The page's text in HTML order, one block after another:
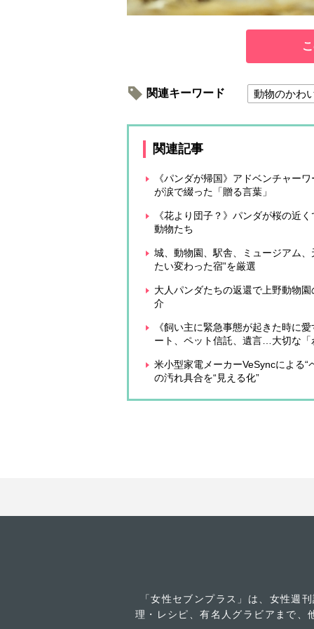
関連キーワード 動物のかわ
関連記事
《パンダが帰国》アドベンチャー
が涙で綴った「贈る言葉」
《花より団子？》パンダが桜の近
動物たち
城、動物園、駅舎、ミュージアム
たい変わった宿”を厳選
大人パンダたちの返還で上野動物
介
《飼い主に緊急事態が起きた時に
ート、ペット信託、遺言…大切な
米小型家電メーカーVeSyncによる
の汚れ具合を“見える化”
「女性セブンプラス」は、女性週
理・レシピ、有名人グラビアまで